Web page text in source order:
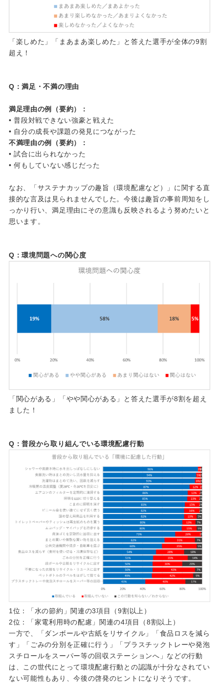
「楽しめた」「まあまあ楽しめた」と答えた選手が全体の9割
超え！
Q：満足・不満の理由
満足理由の例（要約）：
• 普段対戦できない強豪と戦えた
• 自分の成長や課題の発見につながった
不満理由の例（要約）：
• 試合に出られなかった
• 何もしていない感じだった
なお、「サステナカップの趣旨（環境配慮など）」に関する直
接的な言及は見られませんでした。今後は趣旨の事前周知をし
っかり行い、満足理由にその意識も反映されるよう努めたいと
思います。
Q：環境問題への関心度
「関心がある」「やや関心がある」と答えた選手が8割を超え
ました！
Q：普段から取り組んでいる環境配慮行動
1位：「水の節約」関連の3項目（9割以上）
2位：「家電利用時の配慮」関連の4項目（8割以上）
一方で、「ダンボールや古紙をリサイクル」「食品ロスを減ら
す」「ごみの分別を正確に行う」「プラスチックトレーや発泡
スチロールをスーパー等の回収ステーションへ」などの行動
は、この世代にとって環境配慮行動との認識が十分なされてい
ない可能性もあり、今後の啓発のヒントになりそうです。